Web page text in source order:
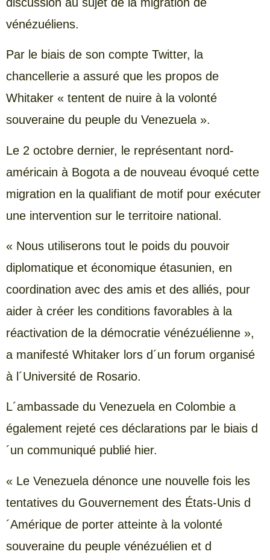
vénézuéliens.
Par le biais de son compte Twitter, la
chancellerie a assuré que les propos de
Whitaker « tentent de nuire à la volonté
souveraine du peuple du Venezuela ».
Le 2 octobre dernier, le représentant nord-
américain à Bogota a de nouveau évoqué cette
migration en la qualifiant de motif pour exécuter
une intervention sur le territoire national.
« Nous utiliserons tout le poids du pouvoir
diplomatique et économique étasunien, en
coordination avec des amis et des alliés, pour
aider à créer les conditions favorables à la
réactivation de la démocratie vénézuélienne »,
a manifesté Whitaker lors d´un forum organisé
à l´Université de Rosario.
L´ambassade du Venezuela en Colombie a
également rejeté ces déclarations par le biais d
´un communiqué publié hier.
« Le Venezuela dénonce une nouvelle fois les
tentatives du Gouvernement des États-Unis d
´Amérique de porter atteinte à la volonté
souveraine du peuple vénézuélien et d